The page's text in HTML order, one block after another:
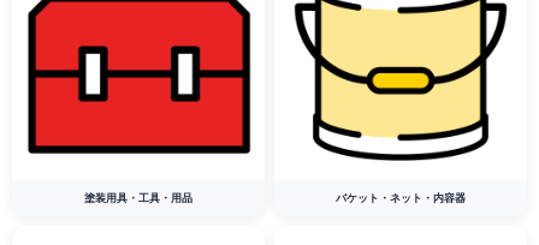
塗装用具・工具・用品 バケット・ネット・内容器